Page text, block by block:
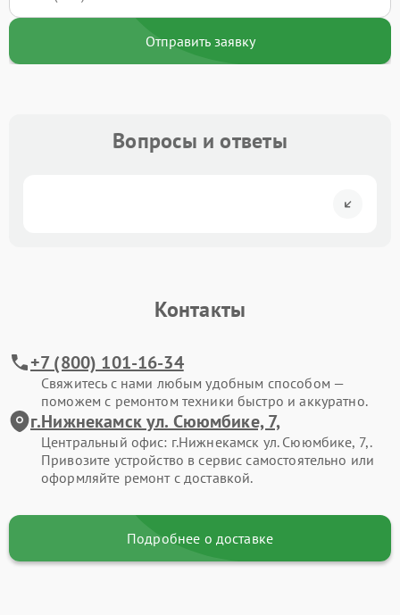
Отправить заявку
Вопросы и ответы
Контакты
+7 (800) 101-16-34
Свяжитесь с нами любым удобным способом —
поможем с ремонтом техники быстро и аккуратно.
г.Нижнекамск ул. Сююмбике, 7,
Центральный офис: г.Нижнекамск ул. Сююмбике, 7,.
Привозите устройство в сервис самостоятельно или
оформляйте ремонт с доставкой.
Подробнее о доставке